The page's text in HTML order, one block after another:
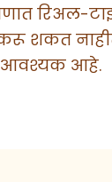
रिअल-
शकत
आवश्यक आहे.